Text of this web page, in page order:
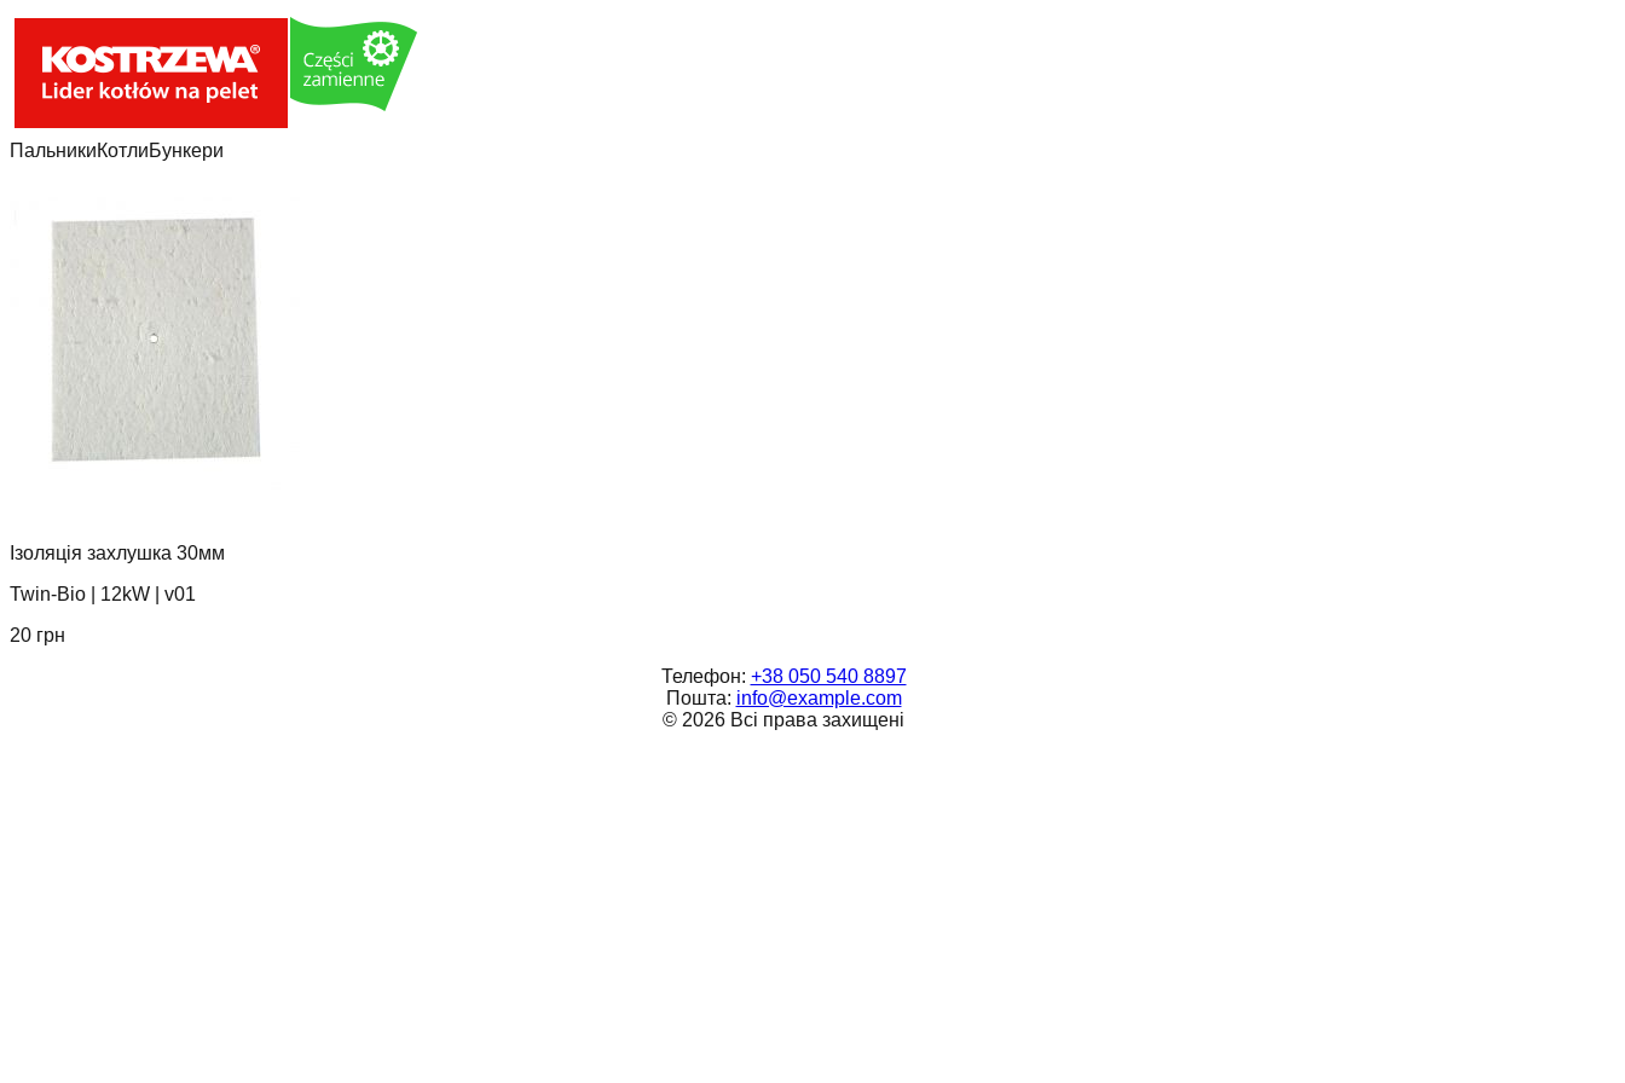
ПальникиКотлиБункери
Ізоляція захлушка 30мм
Twin-Bio
12kW
v01
20 грн
Телефон: +38 050 540 8897
Пошта: info@example.com
© 2026 Всі права захищені